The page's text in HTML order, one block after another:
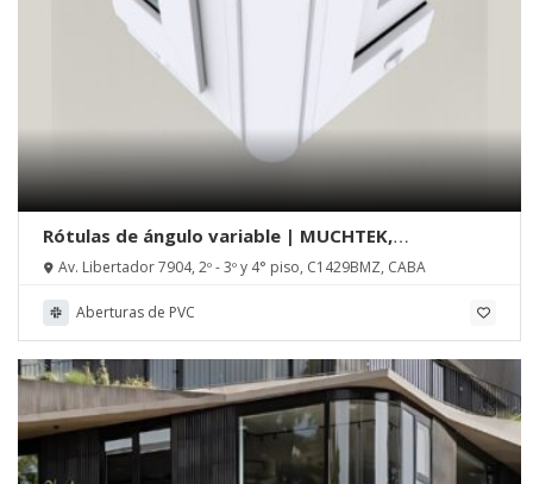
Rótulas de ángulo variable | MUCHTEK,
Tecnoperfiles Group
Av. Libertador 7904, 2º - 3º y 4° piso, C1429BMZ, CABA
Aberturas de PVC